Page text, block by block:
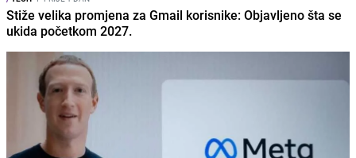
Stiže velika promjena za Gmail korisnike: Objavljeno šta se
ukida početkom 2027.